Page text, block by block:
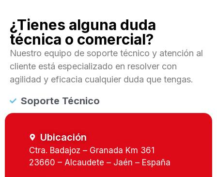
¿Tienes alguna duda
técnica o comercial?
Nuestro equipo de soporte técnico y atención al
cliente está especializado en resolver con
agilidad y eficacia cualquier duda que tengas.
Soporte Técnico
Ubicación
Ctra. Badajoz – Granada Km 361
23660 – Alcaudete – Jaén – España